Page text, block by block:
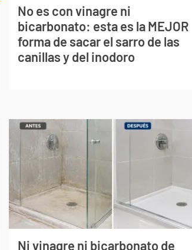
No es con vinagre ni
bicarbonato: esta es la MEJOR
forma de sacar el sarro de las
canillas y del inodoro
Ni vinagre ni bicarbonato de